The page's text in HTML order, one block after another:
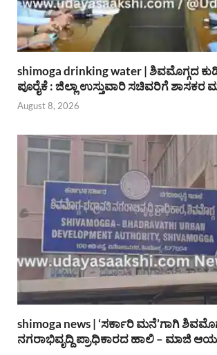
shimoga drinking water | ಶಿವಮೊಗ್ಗದ
ಪೂರೈಕೆ : ಜಿಲ್ಲಾ ಉಸ್ತುವಾರಿ ಸಚಿವರಿಗೆ
August 8, 2026
shimoga news | ‘ಸರ್ಕಾರಿ ಮನೆ’ಗಾಗಿ
ನಗರಾಭಿವೃದ್ದಿ ಪ್ರಾಧಿಕಾರದ ಹಾಲಿ – ಮಾಜಿ